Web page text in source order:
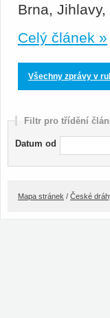
Brna,
Celý článek »
Všechny zprávy v
Filtr pro třídění
Datum od
Mapa stránek / České